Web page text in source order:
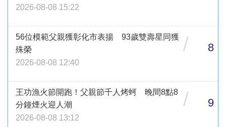
2026-08-08 15:22
56位模範父親獲彰化市表揚 93歲雙壽星同獲
殊榮
2026-08-08 12:40
/ 8
王功漁火節開跑！父親節千人烤蚵 晚間8點8
分鐘煙火迎人潮
2026-08-08 13:12
/ 9